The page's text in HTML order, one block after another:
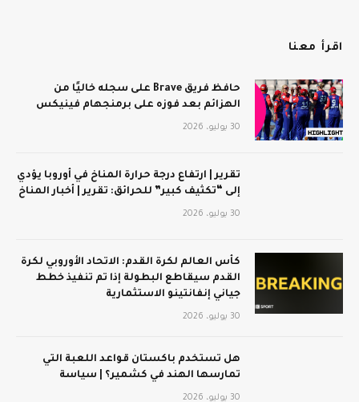
اقرأ معنا
حافظ فريق Brave على سجله خاليًا من
الهزائم بعد فوزه على برمنجهام فينيكس
30 يوليو، 2026
تقرير | ارتفاع درجة حرارة المناخ في أوروبا يؤدي
إلى “تكثيف كبير” للحرائق: تقرير | أخبار المناخ
30 يوليو، 2026
كأس العالم لكرة القدم: الاتحاد الأوروبي لكرة
القدم سيقاطع البطولة إذا تم تنفيذ خطط
جياني إنفانتينو الاستثمارية
30 يوليو، 2026
هل تستخدم باكستان قواعد اللعبة التي
تمارسها الهند في كشمير؟ | سياسة
30 يوليو، 2026